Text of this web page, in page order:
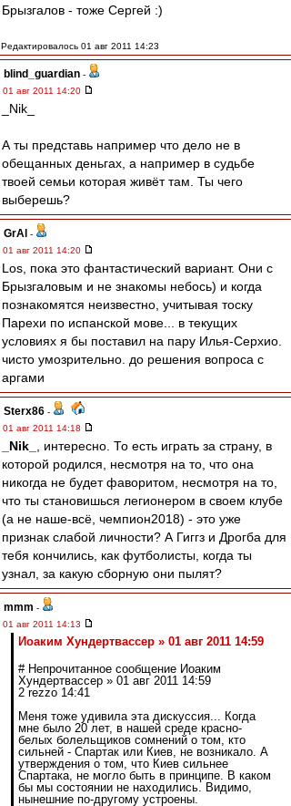
Брызгалов - тоже Сергей :)
Редактировалось 01 авг 2011 14:23
blind_guardian -
01 авг 2011 14:20
_Nik_
А ты представь например что дело не в
обещанных деньгах, а например в судьбе
твоей семьи которая живёт там. Ты чего
выберешь?
GrAl -
01 авг 2011 14:20
Los, пока это фантастический вариант. Они с
Брызгаловым и не знакомы небось) и когда
познакомятся неизвестно, учитывая тоску
Парехи по испанской мове... в текущих
условиях я бы поставил на пару Илья-Серхио.
чисто умозрительно. до решения вопроса с
аргами
Sterx86 -
01 авг 2011 14:18
_Nik_
, интересно. То есть играть за страну, в
которой родился, несмотря на то, что она
никогда не будет фаворитом, несмотря на то,
что ты становишься легионером в своем клубе
(а не наше-всё, чемпион2018) - это уже
признак слабой личности? А Гиггз и Дрогба для
тебя кончились, как футболисты, когда ты
узнал, за какую сборную они пылят?
mmm -
01 авг 2011 14:13
Иоаким Хундертвассер » 01 авг 2011 14:59
# Непрочитанное сообщение Иоаким
Хундертвассер » 01 авг 2011 14:59
2 rezzo 14:41
Меня тоже удивила эта дискуссия... Когда
мне было 20 лет, в нашей среде красно-
белых болельщиков сомнений о том, кто
сильней - Спартак или Киев, не возникало. А
утверждения о том, что Киев сильнее
Спартака, не могло быть в принципе. В каком
бы мы состоянии не находились. Видимо,
нынешние по-другому устроены.